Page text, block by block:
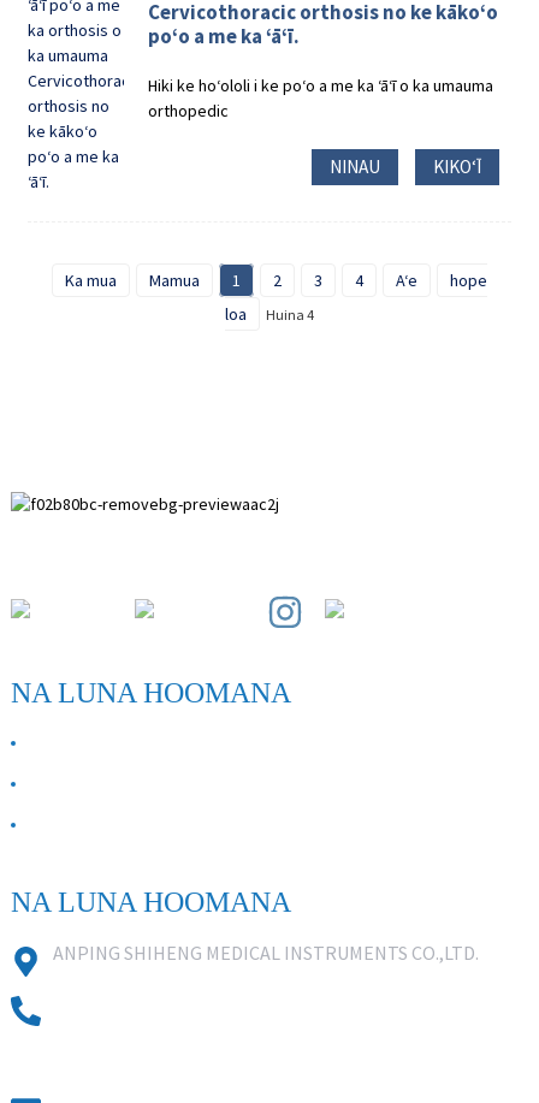
Cervicothoracic orthosis no ke kākoʻo
poʻo a me ka ʻāʻī.
Hiki ke hoʻololi i ke poʻo a me ka ʻāʻī o ka umauma
orthopedic
NINAU KIKOʻĪ
Ka mua Mamua 1 2 3 4 Aʻe
hope
loa
Huina 4
NA LUNA HOOMANA
NA LUNA HOOMANA
ANPING SHIHENG MEDICAL INSTRUMENTS CO.,LTD.